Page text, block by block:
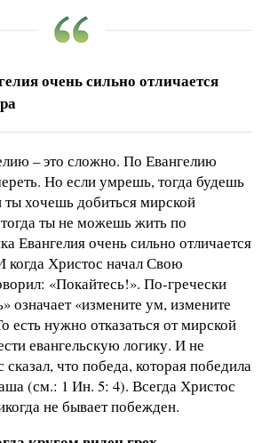
очень сильно отличается
– это сложно. По Евангелию
Но если умрешь, тогда будешь
хочешь добиться мирской
ты не можешь жить по
Евангелия очень сильно отличается
когда Христос начал Свою
«Покайтесь!». По-гречески
означает «измените ум, измените
есть нужно отказаться от мирской
евангельскую логику. И не
что победа, которая победила
(см.: 1 Ин. 5: 4). Всегда Христос
не бывает побежден.